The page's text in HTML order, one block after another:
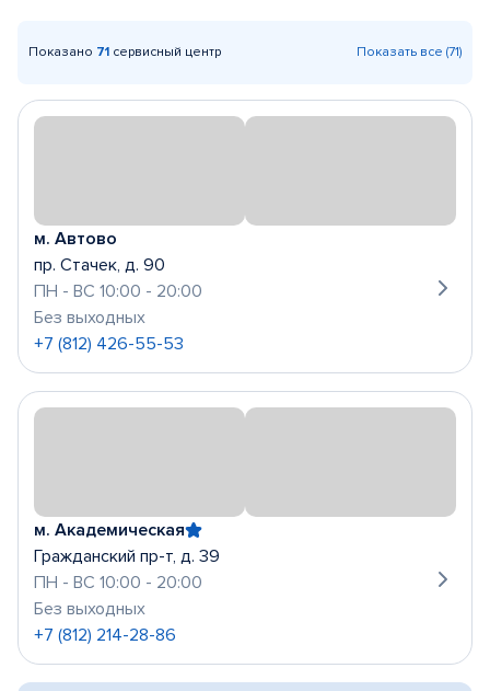
Показано 71 сервисный центр Показать все (71)
м. Автово
пр. Стачек, д. 90
ПН - ВС 10:00 - 20:00
Без выходных
+7 (812) 426-55-53
м. Академическая
Гражданский пр-т, д. 39
ПН - ВС 10:00 - 20:00
Без выходных
+7 (812) 214-28-86